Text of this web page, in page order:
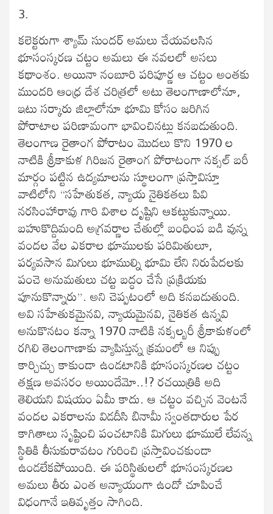
3.
కలెక్టరుగా శ్యామ్ సుందర్ అమలు చేయవలసిన
భూసంస్కరణ చట్టం అమలు ఈ నవలలో అసలు
కథాంశం. అయినా నంబూరి పరిపూర్ణ ఆ చట్టం అంతకు
ముందరి ఆంధ్ర దేశ చరిత్రలో అటు తెలంగాణాలోనూ,
ఇటు సర్కారు జిల్లాలోనూ భూమి కోసం జరిగిన
పోరాటాల పరిణామంగా భావించినట్లు కనబడుతుంది.
తెలంగాణ రైతాంగ పోరాటం మొదలు కొని 1970 ల
నాటికి శ్రీకాకుళ గిరిజన రైతాంగ పోరాటంగా నక్సల్ బరీ
మార్గం పట్టిన ఉద్యమాలను స్థూలంగా ప్రస్తావిస్తూ
వాటిలోని “సహేతుకత, న్యాయ నైతికతలు పివి
నరసింహారావు గారి విశాల దృష్టిని ఆకట్టుకున్నాయి.
బహుకొద్దిమంది అగ్రవర్ణాల చేతుల్లో బంధింప బడి వున్న
వందల వేల ఎకరాల భూములకు పరిమితులూ,
పర్యవసాన మిగులు భూముల్ని భూమి లేని నిరుపేదలకు
పంచె అనుమతులు చట్ట బద్ధం చేసే ప్రక్రియకు
పూనుకొన్నారు”. అని చెప్పటంలో అది కనబడుతుంది.
అవి సహేతుకమైనవి, న్యాయమైనవి, నైతికత ఉన్నవి
అనుకొనటం కన్నా 1970 నాటికి నక్సల్బరీ శ్రీకాకుళంలో
రగిలి తెలంగాణాకు వ్యాపిస్తున్న క్రమంలో ఆ నిప్పు
కార్చిచ్చు కాకుండా ఉండటానికి భూసంస్కరణల చట్టం
తక్షణ అవసరం అయిందేమో..!? రచయిత్రికి అది
తెలియని విషయం ఏమీ కాదు. ఆ చట్టం వచ్చిన వెంటనే
వందల ఎకరాలను విడదీసి బినామీ స్వంతదారుల పేర
కాగితాలు సృష్టించి పంచటానికి మిగులు భూములే లేవన్న
స్థితికి తీసుకురావటం గురించి ప్రస్తావించకుండా
ఉండలేకపోయింది. ఈ పరిస్థితులలో భూసంస్కరణల
అమలు తీరు ఎంత అన్యాయంగా ఉందో చూపించే
విధంగానే ఇతివృత్తం సాగింది.